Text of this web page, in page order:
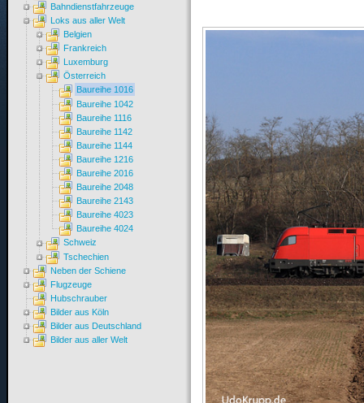
Bahndienstfahrzeuge
Loks aus aller Welt
Belgien
Frankreich
Luxemburg
Österreich
Baureihe 1016
Baureihe 1042
Baureihe 1116
Baureihe 1142
Baureihe 1144
Baureihe 1216
Baureihe 2016
Baureihe 2048
Baureihe 2143
Baureihe 4023
Baureihe 4024
Schweiz
Tschechien
Neben der Schiene
Flugzeuge
Hubschrauber
Bilder aus Köln
Bilder aus Deutschland
Bilder aus aller Welt